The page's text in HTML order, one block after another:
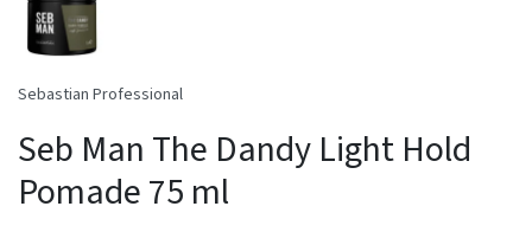
Sebastian Professional
Seb Man The Dandy Light Hold
Pomade 75 ml